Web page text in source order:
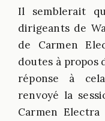
Il semblerait
dirigeants de
de Carmen
doutes à propos
réponse à
renvoyé la
Carmen